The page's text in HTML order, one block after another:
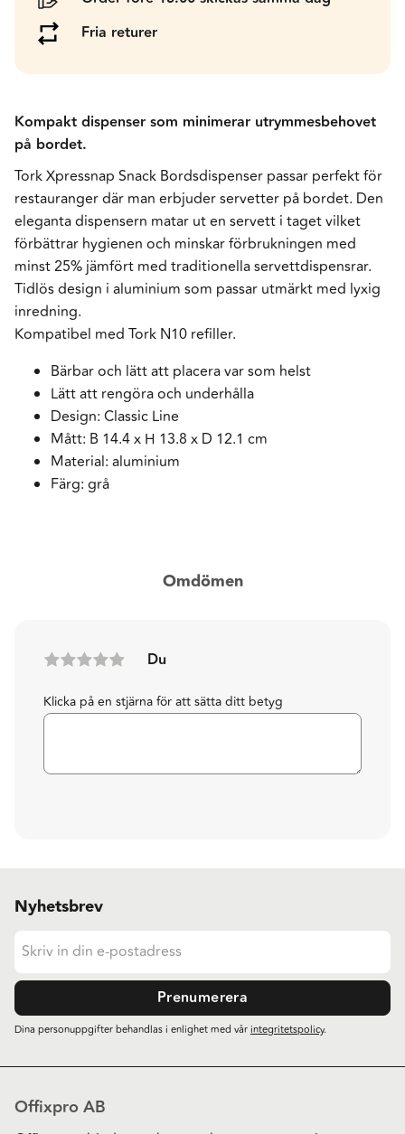
Fria returer
Kompakt dispenser som minimerar utrymmesbehovet
på bordet.
Tork Xpressnap Snack Bordsdispenser passar perfekt för
restauranger där man erbjuder servetter på bordet. Den
eleganta dispensern matar ut en servett i taget vilket
förbättrar hygienen och minskar förbrukningen med
minst 25% jämfört med traditionella servettdispensrar.
Tidlös design i aluminium som passar utmärkt med lyxig
inredning.
Kompatibel med Tork N10 refiller.
Bärbar och lätt att placera var som helst
Lätt att rengöra och underhålla
Design: Classic Line
Mått: B 14.4 x H 13.8 x D 12.1 cm
Material: aluminium
Färg: grå
Omdömen
Du
Klicka på en stjärna för att sätta ditt betyg
Nyhetsbrev
Prenumerera
Dina personuppgifter behandlas i enlighet med vårintegritetspolicy.
Offixpro AB